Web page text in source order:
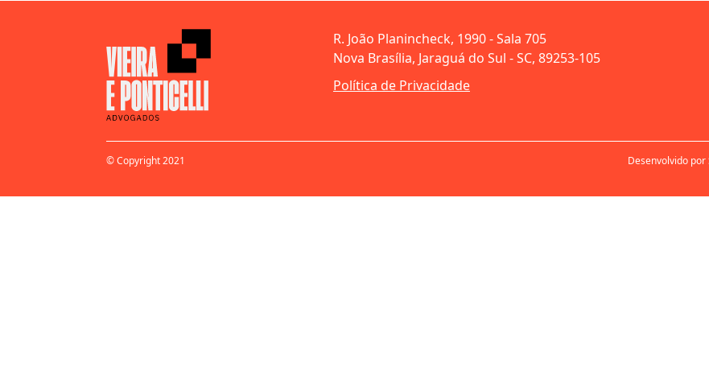
R. João Planincheck, 1990 - Sala 705
Nova Brasília, Jaraguá do Sul - SC, 89253-105
Política de Privacidade
© Copyright 2021 Desenvolvido por